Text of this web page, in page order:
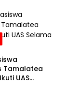
Tamalatea
UAS